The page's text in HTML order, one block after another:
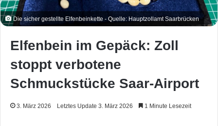
Die sicher gestellte Elfenbeinkette - Quelle: Hauptzollamt Saarbrücken
Elfenbein im Gepäck: Zoll
stoppt verbotene
Schmuckstücke Saar-Airport
3. März 2026 Letztes Update 3. März 2026 1 Minute Lesezeit